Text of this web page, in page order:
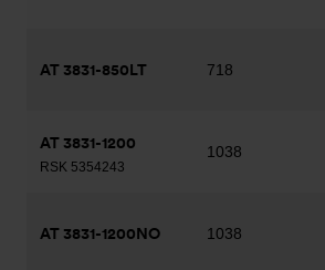
AT 3831-850LT 718
AT 3831-1200
RSK 5354243
1038
AT 3831-1200NO 1038